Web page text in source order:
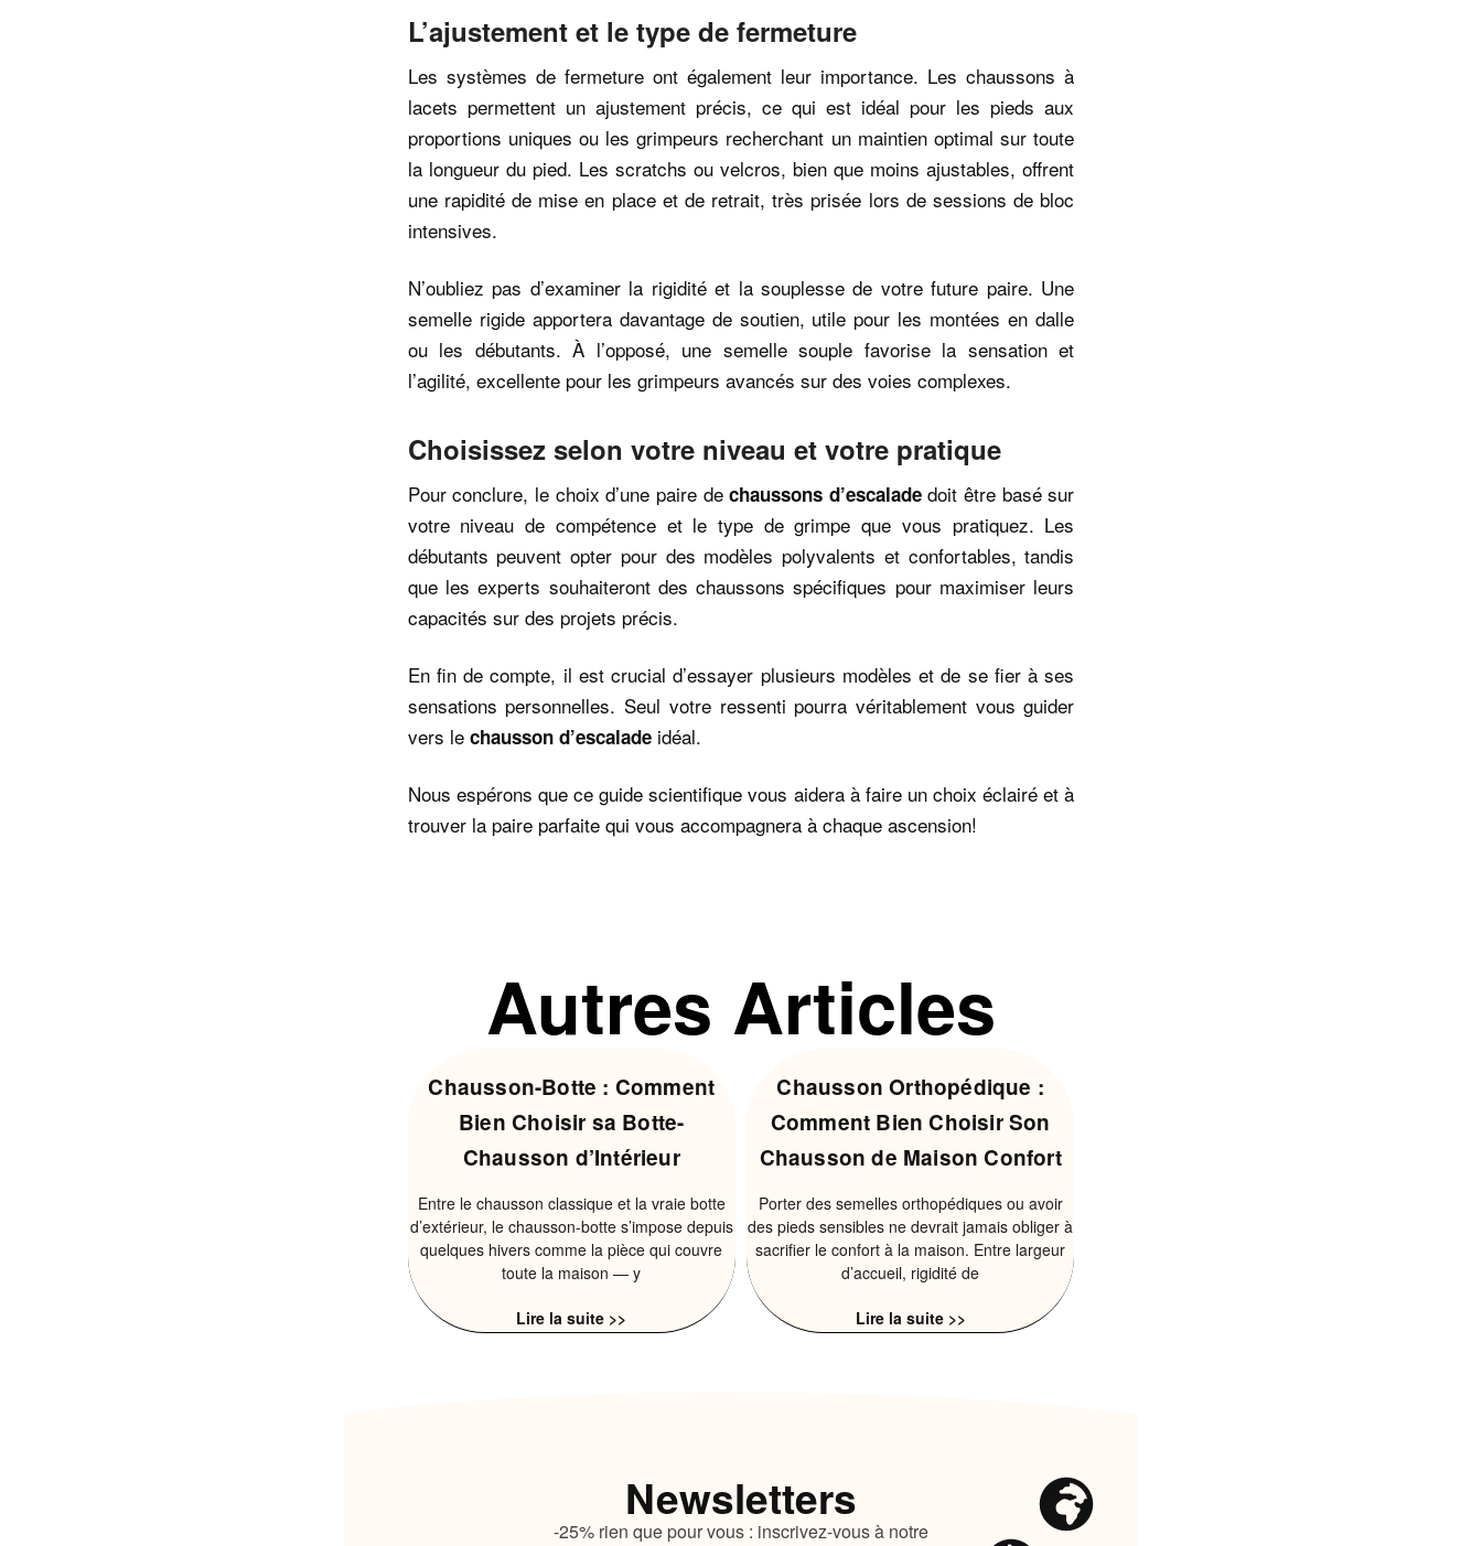
L’ajustement et le type de fermeture
Les systèmes de fermeture ont également leur importance. Les chaussons à
lacets permettent un ajustement précis, ce qui est idéal pour les pieds aux
proportions uniques ou les grimpeurs recherchant un maintien optimal sur toute
la longueur du pied. Les scratchs ou velcros, bien que moins ajustables, offrent
une rapidité de mise en place et de retrait, très prisée lors de sessions de bloc
intensives.
N’oubliez pas d’examiner la rigidité et la souplesse de votre future paire. Une
semelle rigide apportera davantage de soutien, utile pour les montées en dalle
ou les débutants. À l’opposé, une semelle souple favorise la sensation et
l’agilité, excellente pour les grimpeurs avancés sur des voies complexes.
Choisissez selon votre niveau et votre pratique
Pour conclure, le choix d’une paire dechaussons d’escaladedoit être basé sur
votre niveau de compétence et le type de grimpe que vous pratiquez. Les
débutants peuvent opter pour des modèles polyvalents et confortables, tandis
que les experts souhaiteront des chaussons spécifiques pour maximiser leurs
capacités sur des projets précis.
En fin de compte, il est crucial d’essayer plusieurs modèles et de se fier à ses
sensations personnelles. Seul votre ressenti pourra véritablement vous guider
vers le chausson d’escaladeidéal.
Nous espérons que ce guide scientifique vous aidera à faire un choix éclairé et à
trouver la paire parfaite qui vous accompagnera à chaque ascension!
Autres Articles
Chausson-Botte : Comment
Bien Choisir sa Botte-
Chausson d’Intérieur
Entre le chausson classique et la vraie botte
d’extérieur, le chausson-botte s’impose depuis
quelques hivers comme la pièce qui couvre
toute la maison — y
Lire la suite >>
Chausson Orthopédique :
Comment Bien Choisir Son
Chausson de Maison Confort
Porter des semelles orthopédiques ou avoir
des pieds sensibles ne devrait jamais obliger à
sacrifier le confort à la maison. Entre largeur
d’accueil, rigidité de
Lire la suite >>
Newsletters
-25% rien que pour vous : inscrivez-vous à notre